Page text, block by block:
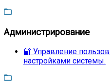
Администрирование
🔐 Управление
настройками системы.